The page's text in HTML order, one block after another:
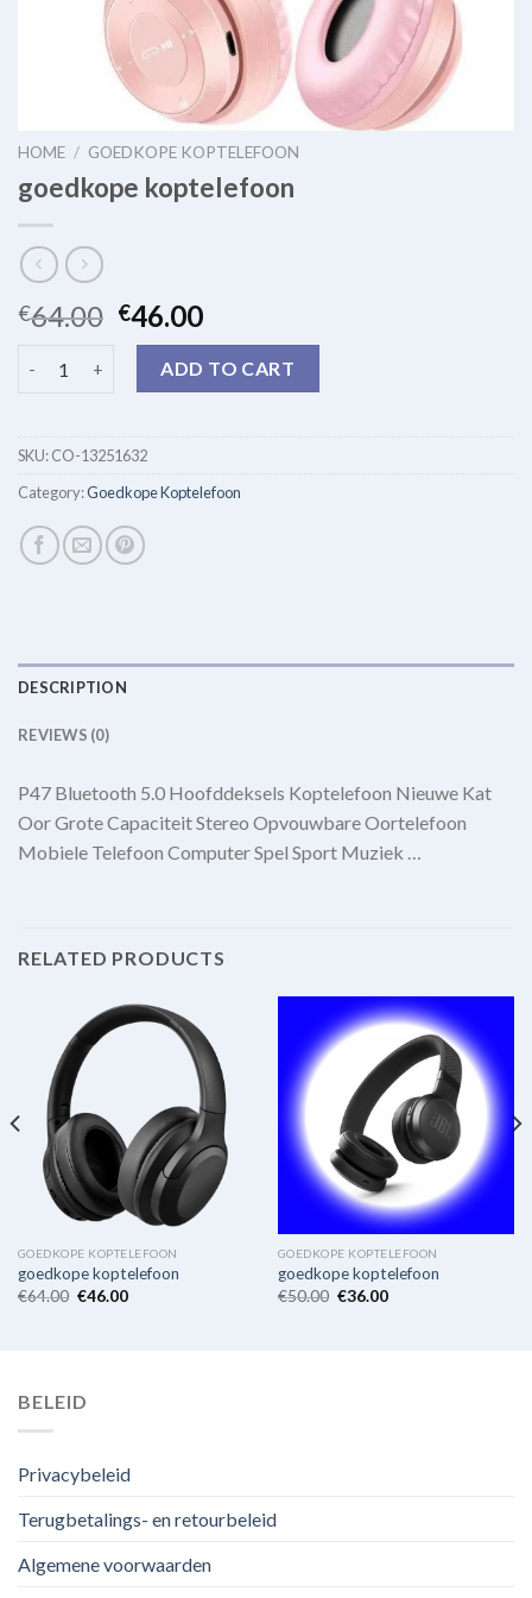
HOME / GOEDKOPE KOPTELEFOON
goedkope koptelefoon
€64.00 €46.00
goedkope koptelefoon quantity
ADD TO CART
SKU:CO-13251632
Category:Goedkope Koptelefoon
DESCRIPTION
REVIEWS (0)
P47 Bluetooth 5.0 Hoofddeksels Koptelefoon Nieuwe Kat
Oor Grote Capaciteit Stereo Opvouwbare Oortelefoon
Mobiele Telefoon Computer Spel Sport Muziek …
RELATED PRODUCTS
GOEDKOPE KOPTELEFOON
goedkope koptelefoon
€64.00 €46.00
GOEDKOPE KOPTELEFOON
goedkope koptelefoon
€50.00 €36.00
BELEID
Privacybeleid
Terugbetalings- en retourbeleid
Algemene voorwaarden